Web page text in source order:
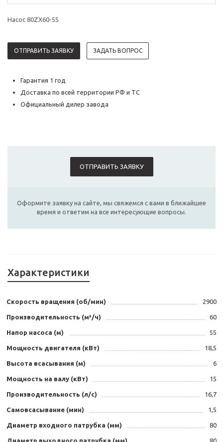
Насос 80ZX60-55
ОТПРАВИТЬ ЗАЯВКУ ЗАДАТЬ ВОПРОС
Гарантия 1 год
Доставка по всей территории РФ и ТС
Официальный дилер завода
ОТПРАВИТЬ ЗАЯВКУ
Оформите заявку на сайте, мы свяжемся с вами в ближайшее
время и ответим на все интересующие вопросы.
Характеристики
Скорость вращения (об/мин) 2900
Производительность (м³/ч) 60
Напор насоса (м) 55
Мощность двигателя (кВт) 18,5
Высота всасывания (м) 6
Мощность на валу (кВт) 15
Производительность (л/с) 16,7
Самовсасывание (мин) 1,5
Диаметр входного патрубка (мм) 80
Диаметр выходного патрубка (мм) 80